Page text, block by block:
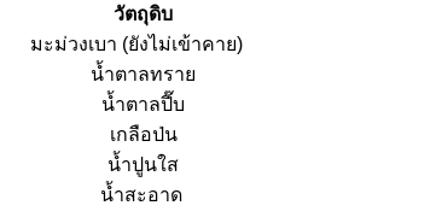
วัตถุดิบ
มะม่วงเบา (ยังไม่เข้าคาย)
น้ำตาลทรา
น้ำตาลปี๊บ
เกลือป่น
น้ำปูนใส
น้ำสะอาด